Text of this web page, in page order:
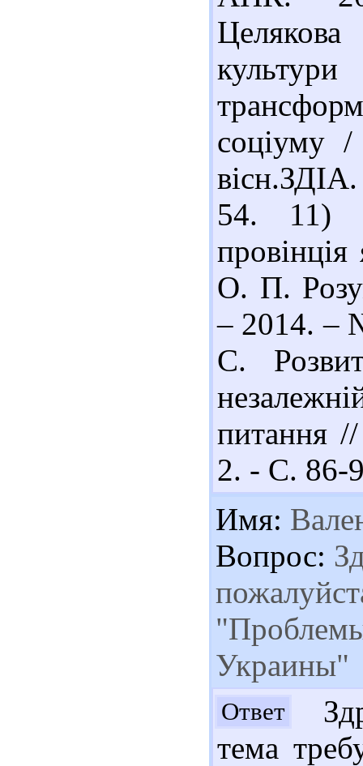
соціуму
54. 11)
О. П.
– 2014. –
С.
питання
2. - С. 86-
Имя:
Вопрос:
Украины"
Ответ
тема